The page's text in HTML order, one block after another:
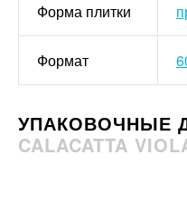
Форма плитки
Формат
УПАКОВОЧНЫЕ
CALACATTA